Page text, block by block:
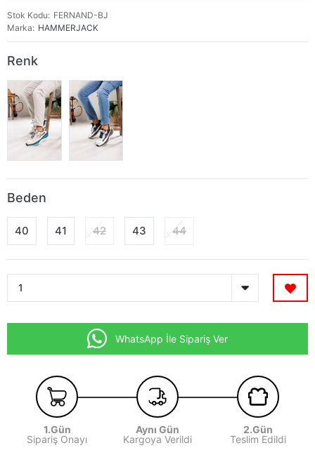
Stok Kodu
FERNAND-BJ
Marka
HAMMERJACK
Renk
Beden
40 41 42 43 44
WhatsApp İle Sipariş Ver
1.Gün
Sipariş Onayı
Aynı Gün
Kargoya Verildi
2.Gün
Teslim Edildi